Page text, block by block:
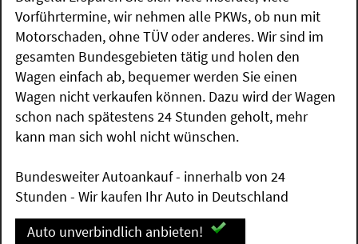
Vorführtermine, wir nehmen alle PKWs, ob nun mit
Motorschaden, ohne TÜV oder anderes. Wir sind im
gesamten Bundesgebieten tätig und holen den
Wagen einfach ab, bequemer werden Sie einen
Wagen nicht verkaufen können. Dazu wird der Wagen
schon nach spätestens 24 Stunden geholt, mehr
kann man sich wohl nicht wünschen.
Bundesweiter Autoankauf - innerhalb von 24
Stunden - Wir kaufen Ihr Auto in Deutschland
Auto unverbindlich anbieten!